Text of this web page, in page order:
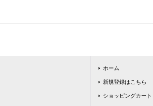
ホーム
新規登録はこちら
ショッピングカート